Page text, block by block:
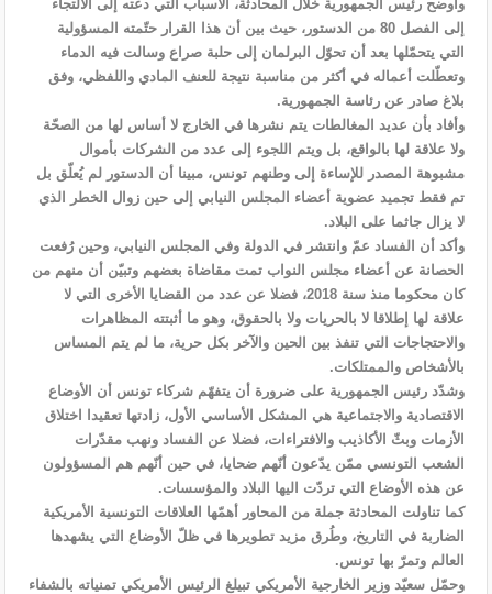
وأوضح رئيس الجمهورية خلال المحادثة، الأسباب التي دعته إلى الالتجاء
إلى الفصل 80 من الدستور، حيث بين أن هذا القرار حتّمته المسؤولية
التي يتحمّلها بعد أن تحوّل البرلمان إلى حلبة صراع وسالت فيه الدماء
وتعطّلت أعماله في أكثر من مناسبة نتيجة للعنف المادي واللفظي، وفق
بلاغ صادر عن رئاسة الجمهورية.
وأفاد بأن عديد المغالطات يتم نشرها في الخارج لا أساس لها من الصحّة
ولا علاقة لها بالواقع، بل ويتم اللجوء إلى عدد من الشركات بأموال
مشبوهة المصدر للإساءة إلى وطنهم تونس، مبينا أن الدستور لم يُعلّق بل
تم فقط تجميد عضوية أعضاء المجلس النيابي إلى حين زوال الخطر الذي
لا يزال جاثما على البلاد.
وأكد أن الفساد عمّ وانتشر في الدولة وفي المجلس النيابي، وحين رُفعت
الحصانة عن أعضاء مجلس النواب تمت مقاضاة بعضهم وتبيّن أن منهم من
كان محكوما منذ سنة 2018، فضلا عن عدد من القضايا الأخرى التي لا
علاقة لها إطلاقا لا بالحريات ولا بالحقوق، وهو ما أثبتته المظاهرات
والاحتجاجات التي تنفذ بين الحين والآخر بكل حرية، ما لم يتم المساس
بالأشخاص والممتلكات.
وشدّد رئيس الجمهورية على ضرورة أن يتفهّم شركاء تونس أن الأوضاع
الاقتصادية والاجتماعية هي المشكل الأساسي الأول، زادتها تعقيدا اختلاق
الأزمات وبثّ الأكاذيب والافتراءات، فضلا عن الفساد ونهب مقدّرات
الشعب التونسي ممّن يدّعون أنّهم ضحايا، في حين أنّهم هم المسؤولون
عن هذه الأوضاع التي تردّت اليها البلاد والمؤسسات.
كما تناولت المحادثة جملة من المحاور أهمّها العلاقات التونسية الأمريكية
الضاربة في التاريخ، وطُرق مزيد تطويرها في ظلّ الأوضاع التي يشهدها
العالم وتمرّ بها تونس.
وحمّل سعيّد وزير الخارجية الأمريكي تبيلغ الرئيس الأمريكي تمنياته بالشفاء